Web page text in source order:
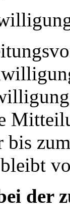
bis
der